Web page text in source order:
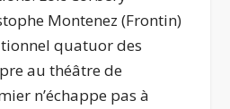
Montenez (Frontin)
quatuor des
au théâtre de
n’échappe pas à